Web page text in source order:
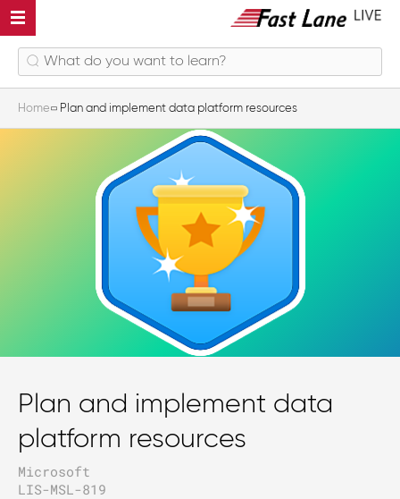
Home Plan and implement data platform resources
Plan and implement data
platform resources
Microsoft
LIS-MSL-819